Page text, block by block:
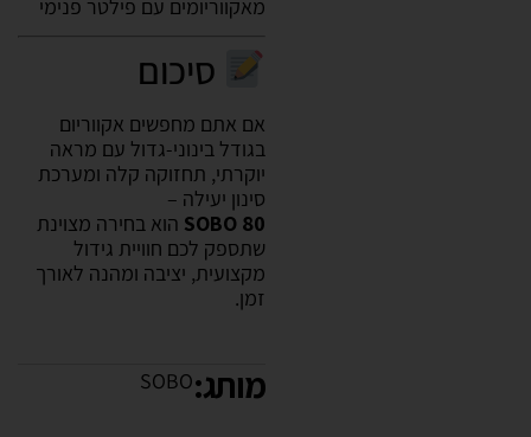
מאקווריומים עם פילטר פנימי
סיכום
אם אתם מחפשים אקווריום
בגודל בינוני-גדול עם מראה
יוקרתי, תחזוקה קלה ומערכת
סינון יעילה –
SOBO 80 הוא בחירה מצוינת
שתספק לכם חוויית גידול
מקצועית, יציבה ומהנה לאורך
זמן.
מותג:SOBO